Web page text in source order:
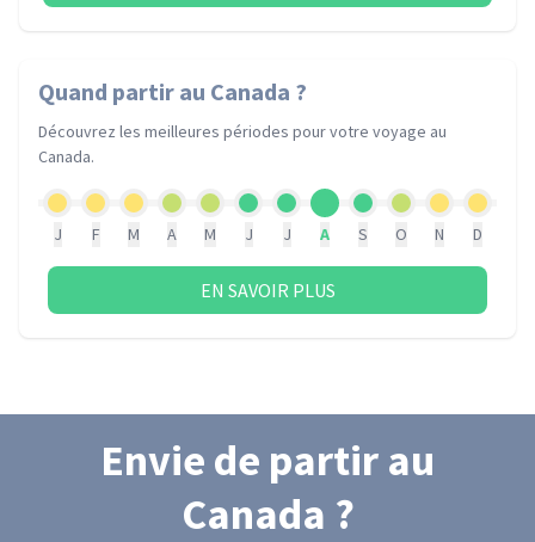
Quand partir au Canada ?
Découvrez les meilleures périodes pour votre voyage au
Canada.
J F M A M J J A S O N D
EN SAVOIR PLUS
Envie de partir au
Canada ?